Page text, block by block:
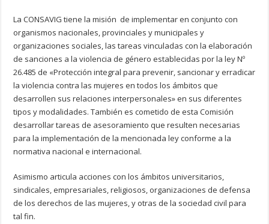
La CONSAVIG tiene la misión de implementar en conjunto con
organismos nacionales, provinciales y municipales y
organizaciones sociales, las tareas vinculadas con la elaboración
de sanciones a la violencia de género establecidas por la ley Nº
26.485 de «Protección integral para prevenir, sancionar y erradicar
la violencia contra las mujeres en todos los ámbitos que
desarrollen sus relaciones interpersonales» en sus diferentes
tipos y modalidades. También es cometido de esta Comisión
desarrollar tareas de asesoramiento que resulten necesarias
para la implementación de la mencionada ley conforme a la
normativa nacional e internacional.
Asimismo articula acciones con los ámbitos universitarios,
sindicales, empresariales, religiosos, organizaciones de defensa
de los derechos de las mujeres, y otras de la sociedad civil para
tal fin.